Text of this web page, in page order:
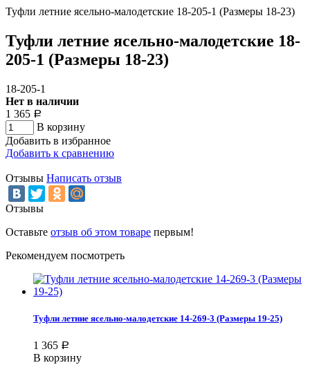
Туфли летние ясельно-малодетские 18-205-1 (Размеры 18-23)
Туфли летние ясельно-малодетские 18-
205-1 (Размеры 18-23)
18-205-1
Нет в наличии
1 365 Р
В корзину
Добавить в избранное
Добавить к сравнению
Отзывы Написать отзыв
Отзывы
Оставьте отзыв об этом товаре первым!
Рекомендуем посмотреть
Туфли летние ясельно-малодетские 14-269-3 (Размеры 19-25)
1 365 Р
В корзину